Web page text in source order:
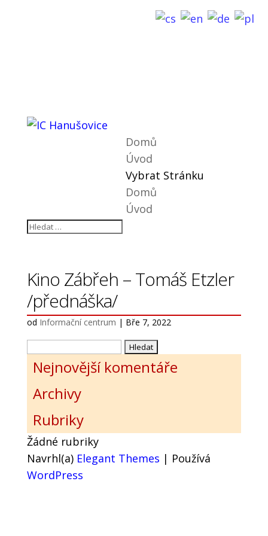
Domů
Úvod
Vybrat Stránku
Domů
Úvod
Kino Zábřeh – Tomáš Etzler
/přednáška/
od Informační centrum | Bře 7, 2022
Vyhledávání
Nejnovější komentáře
Archivy
Rubriky
Žádné rubriky
Navrhl(a) Elegant Themes | Používá
WordPress